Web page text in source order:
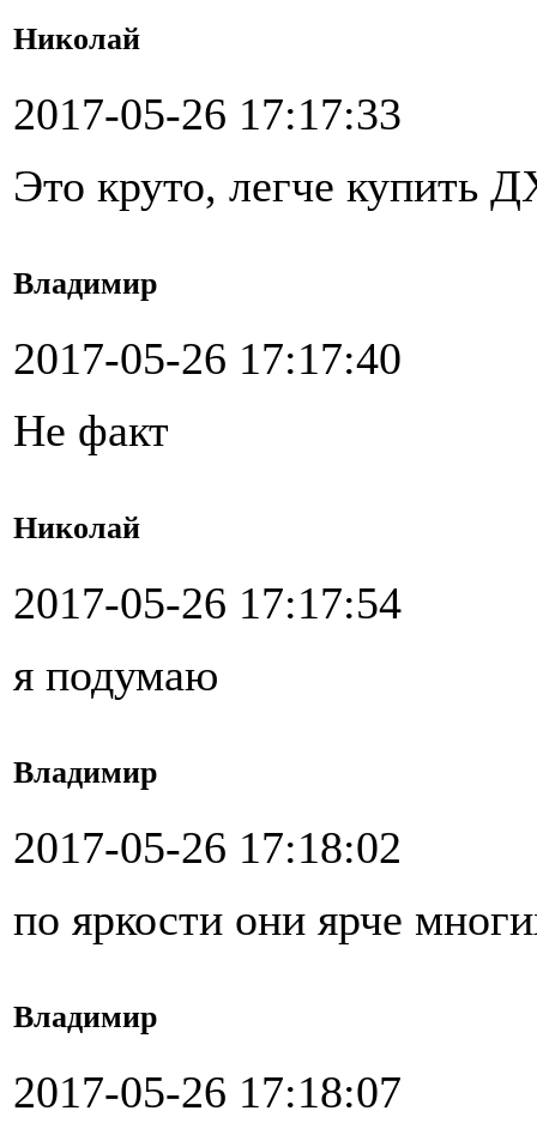
Николай
2017-05-26 17:17:33
Это круто, легче купить
Владимир
2017-05-26 17:17:40
Не факт
Николай
2017-05-26 17:17:54
я подумаю
Владимир
2017-05-26 17:18:02
по яркости они ярче
Владимир
2017-05-26 17:18:07